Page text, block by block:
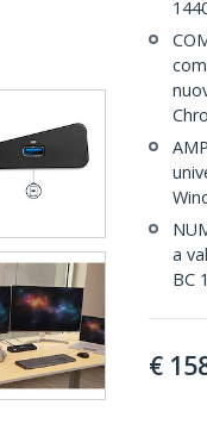
a
BC
€